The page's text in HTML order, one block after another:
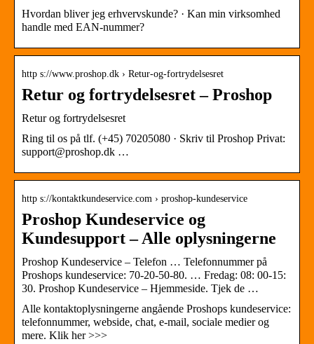
Hvordan bliver jeg erhvervskunde? · Kan min virksomhed
handle med EAN-nummer?
http s://www.proshop.dk › Retur-og-fortrydelsesret
Retur og fortrydelsesret – Proshop
Retur og fortrydelsesret
Ring til os på tlf. (+45) 70205080 · Skriv til Proshop Privat:
support@proshop.dk …
http s://kontaktkundeservice.com › proshop-kundeservice
Proshop Kundeservice og
Kundesupport – Alle oplysningerne
Proshop Kundeservice – Telefon … Telefonnummer på
Proshops kundeservice: 70-20-50-80. … Fredag: 08: 00-15:
30. Proshop Kundeservice – Hjemmeside. Tjek de …
Alle kontaktoplysningerne angående Proshops kundeservice:
telefonnummer, webside, chat, e-mail, sociale medier og
mere. Klik her >>>